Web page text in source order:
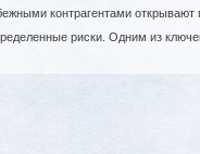
контрагентами
риски. Одним из